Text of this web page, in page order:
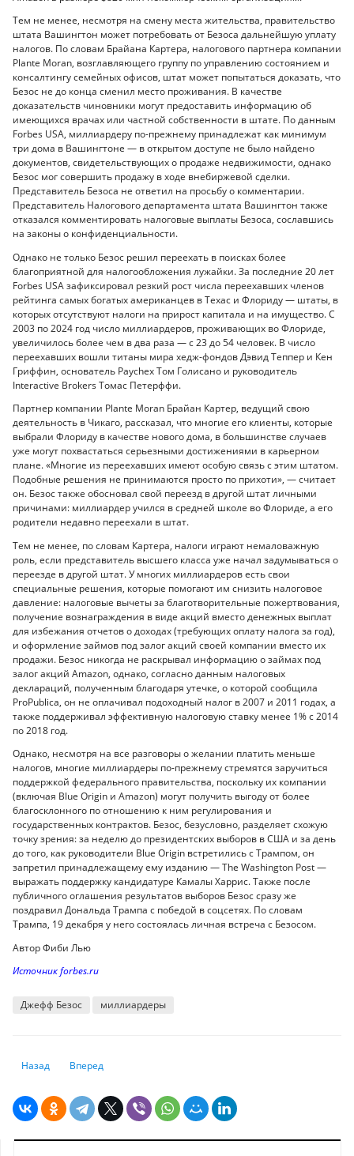
Тем не менее, несмотря на смену места жительства, правительство
штата Вашингтон может потребовать от Безоса дальнейшую уплату
налогов. По словам Брайана Картера, налогового партнера компании
Plante Moran, возглавляющего группу по управлению состоянием и
консалтингу семейных офисов, штат может попытаться доказать, что
Безос не до конца сменил место проживания. В качестве
доказательств чиновники могут предоставить информацию об
имеющихся врачах или частной собственности в штате. По данным
Forbes USA, миллиардеру по-прежнему принадлежат как минимум
три дома в Вашингтоне — в открытом доступе не было найдено
документов, свидетельствующих о продаже недвижимости, однако
Безос мог совершить продажу в ходе внебиржевой сделки.
Представитель Безоса не ответил на просьбу о комментарии.
Представитель Налогового департамента штата Вашингтон также
отказался комментировать налоговые выплаты Безоса, сославшись
на законы о конфиденциальности.
Однако не только Безос решил переехать в поисках более
благоприятной для налогообложения лужайки. За последние 20 лет
Forbes USA зафиксировал резкий рост числа переехавших членов
рейтинга самых богатых американцев в Техас и Флориду — штаты, в
которых отсутствуют налоги на прирост капитала и на имущество. С
2003 по 2024 год число миллиардеров, проживающих во Флориде,
увеличилось более чем в два раза — с 23 до 54 человек. В число
переехавших вошли титаны мира хедж-фондов Дэвид Теппер и Кен
Гриффин, основатель Paychex Том Голисано и руководитель
Interactive Brokers Томас Петерффи.
Партнер компании Plante Moran Брайан Картер, ведущий свою
деятельность в Чикаго, рассказал, что многие его клиенты, которые
выбрали Флориду в качестве нового дома, в большинстве случаев
уже могут похвастаться серьезными достижениями в карьерном
плане. «Многие из переехавших имеют особую связь с этим штатом.
Подобные решения не принимаются просто по прихоти», — считает
он. Безос также обосновал свой переезд в другой штат личными
причинами: миллиардер учился в средней школе во Флориде, а его
родители недавно переехали в штат.
Тем не менее, по словам Картера, налоги играют немаловажную
роль, если представитель высшего класса уже начал задумываться о
переезде в другой штат. У многих миллиардеров есть свои
специальные решения, которые помогают им снизить налоговое
давление: налоговые вычеты за благотворительные пожертвования,
получение вознаграждения в виде акций вместо денежных выплат
для избежания отчетов о доходах (требующих оплату налога за год),
и оформление займов под залог акций своей компании вместо их
продажи. Безос никогда не раскрывал информацию о займах под
залог акций Amazon, однако, согласно данным налоговых
деклараций, полученным благодаря утечке, о которой сообщила
ProPublica, он не оплачивал подоходный налог в 2007 и 2011 годах, а
также поддерживал эффективную налоговую ставку менее 1% с 2014
по 2018 год.
Однако, несмотря на все разговоры о желании платить меньше
налогов, многие миллиардеры по-прежнему стремятся заручиться
поддержкой федерального правительства, поскольку их компании
(включая Blue Origin и Amazon) могут получить выгоду от более
благосклонного по отношению к ним регулирования и
государственных контрактов. Безос, безусловно, разделяет схожую
точку зрения: за неделю до президентских выборов в США и за день
до того, как руководители Blue Origin встретились с Трампом, он
запретил принадлежащему ему изданию — The Washington Post —
выражать поддержку кандидатуре Камалы Харрис. Также после
публичного оглашения результатов выборов Безос сразу же
поздравил Дональда Трампа с победой в соцсетях. По словам
Трампа, 19 декабря у него состоялась личная встреча с Безосом.
Автор Фиби Лью
Источник forbes.ru
Джефф Безос миллиардеры
Предыдущий: Шпионский скандал и свадьба на $600 млн: чем
Назад Следующий: Насколько богаты МакКалистеры из фильма
Вперед